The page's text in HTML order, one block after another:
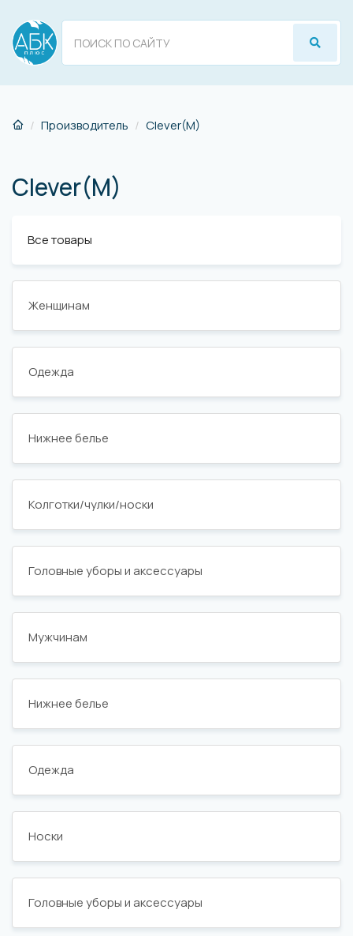
Производитель Clever(M)
Clever(M)
Все товары
Женщинам
Одежда
Нижнее белье
Колготки/чулки/носки
Головные уборы и аксессуары
Мужчинам
Нижнее белье
Одежда
Носки
Головные уборы и аксессуары